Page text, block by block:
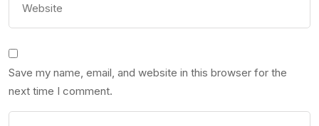
Save my name, email, and website in this browser for the
next time I comment.